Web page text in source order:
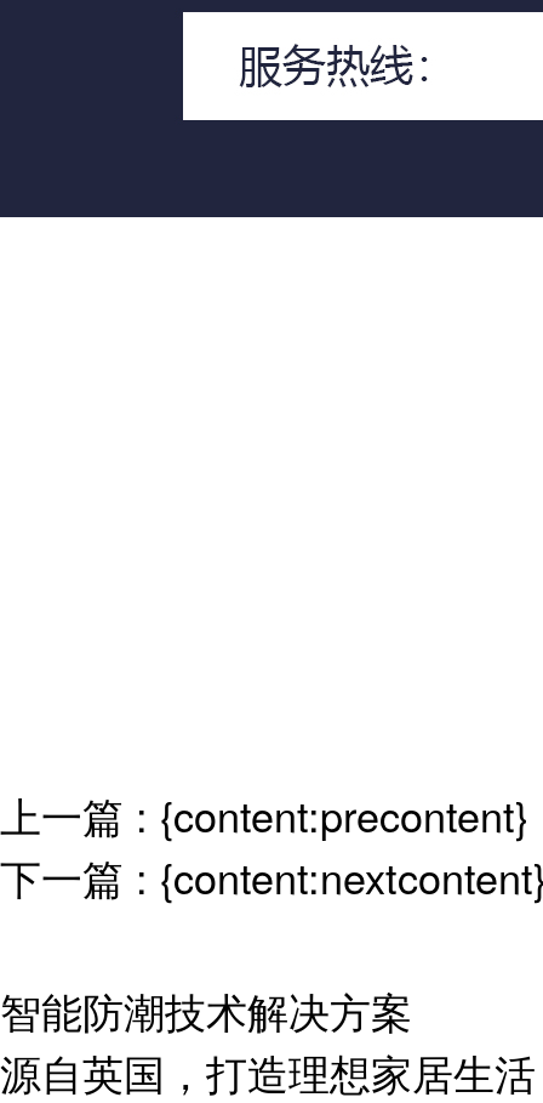
上一篇 : {content:precontent}
下一篇 :
智能防潮技术解决方案
源自英国，打造理想家居生活